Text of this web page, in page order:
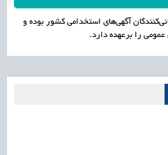
آگهی‌های استخدامی کشور بوده و
را برعهده دارد.